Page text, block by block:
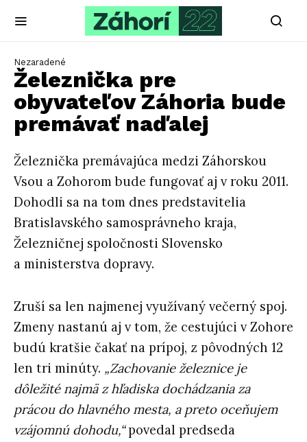
Nezaradené
Železnička pre
obyvateľov Záhoria bude
premávať naďalej
Železnička premávajúca medzi Záhorskou
Vsou a Zohorom bude fungovať aj v roku 2011.
Dohodli sa na tom dnes predstavitelia
Bratislavského samosprávneho kraja,
Železničnej spoločnosti Slovensko
a ministerstva dopravy.
Zruší sa len najmenej využívaný večerný spoj.
Zmeny nastanú aj v tom, že cestujúci v Zohore
budú kratšie čakať na prípoj, z pôvodných 12
len tri minúty. „Zachovanie železnice je
dôležité najmä z hľadiska dochádzania za
prácou do hlavného mesta, a preto oceňujem
vzájomnú dohodu,“povedal predseda